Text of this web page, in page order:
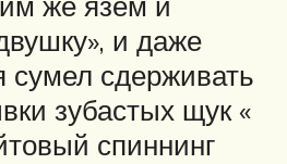
и даже
сумел сдерживать
зубастых щук «
спиннинг